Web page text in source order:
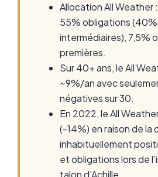
Allocation All Weather
55% obligations (40%
intermédiaires), 7,5%
premières.
Sur 40+ ans, le All
~9%/an avec
négatives sur 30.
En 2022, le All
(-14%) en raison de la
inhabituellement
et obligations lors de
talon d’Achille.